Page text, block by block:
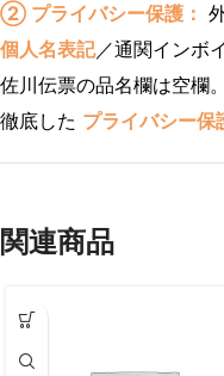
② プライバシー保護：
個人名表記／通関インボ
佐川伝票の品名欄は空欄。
徹底した プライバシー保
関連商品